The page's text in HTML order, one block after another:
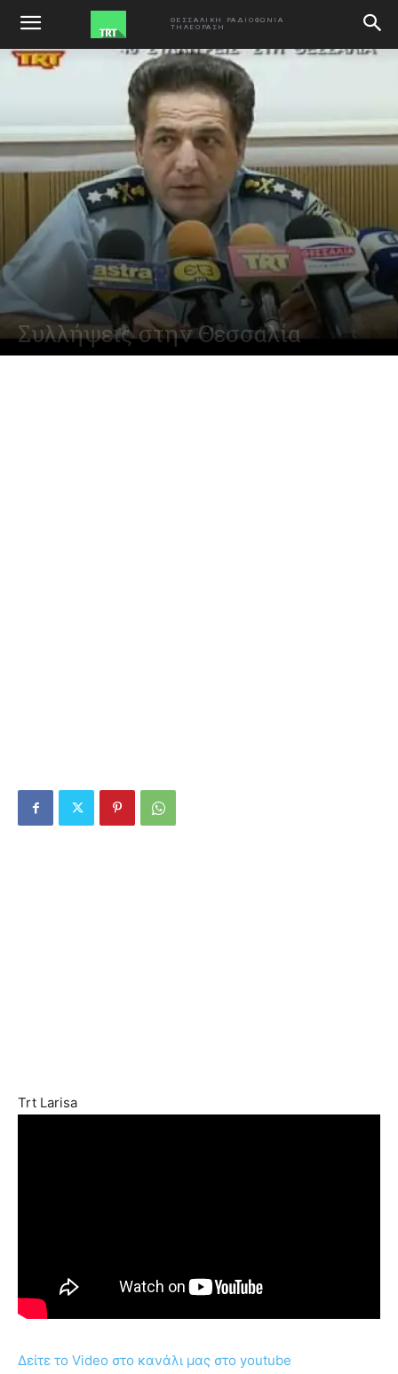
ΘΕΣΣΑΛΙΚΗ ΡΑΔΙΟΦΩΝΙΑ
ΤΗΛΕΟΡΑΣΗ
ΑΡΧΙΚΗ
Συλλήψεις στην Θεσσαλία
Trt Larisa
Δείτε το Video στο κανάλι μας στο youtube